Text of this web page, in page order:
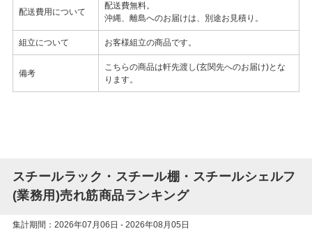
配送費用について
配送費無料。
沖縄、離島へのお届けは、別途お見積り。
組立について お客様組立の商品です。
備考
こちらの商品は軒先渡し(玄関先へのお届け)とな
ります。
スチールラック・スチール棚・スチールシェルフ
(業務用)売れ筋商品ランキング
集計期間：2026年07月06日 - 2026年08月05日